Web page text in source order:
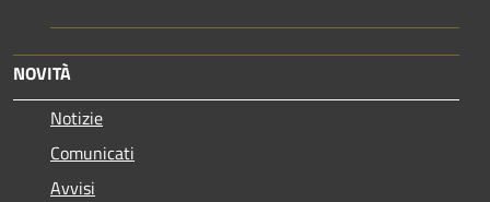
NOVITÀ
Notizie
Comunicati
Avvisi